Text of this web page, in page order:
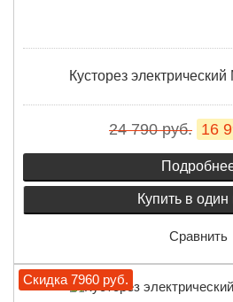
Кусторез
24 790 руб. 16
Купить в один
Сравнить
Скидка 7960 руб.